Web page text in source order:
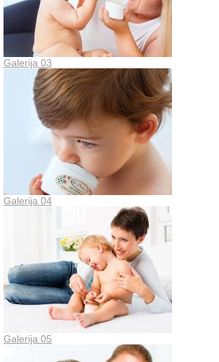
Galerija 03
Galerija 04
Galerija 05